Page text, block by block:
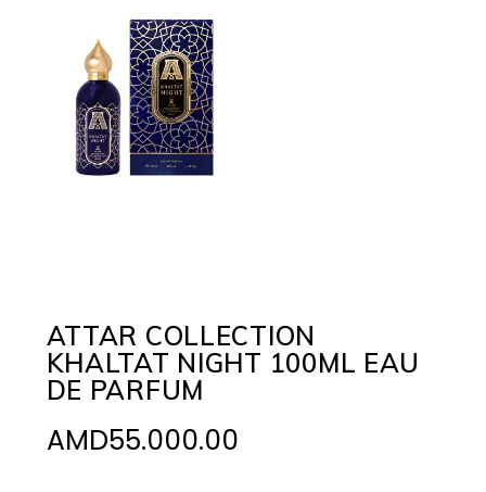
ATTAR COLLECTION
KHALTAT NIGHT 100ML EAU
DE PARFUM
AMD55.000.00